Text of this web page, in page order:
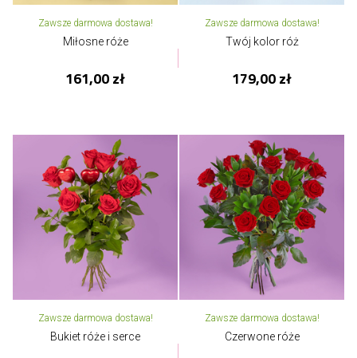
Zawsze darmowa dostawa!
Miłosne róże
161,00 zł
Zawsze darmowa dostawa!
Twój kolor róż
179,00 zł
Zawsze darmowa dostawa!
Bukiet róże i serce
Zawsze darmowa dostawa!
Czerwone róże